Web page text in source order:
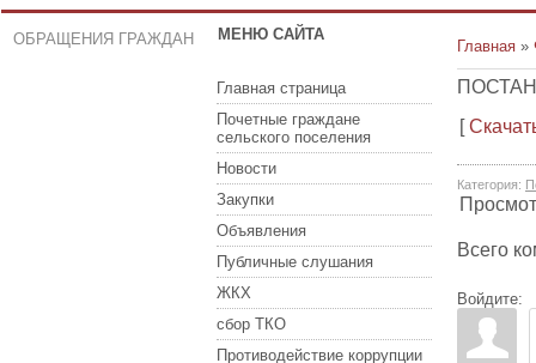
ОБРАЩЕНИЯ ГРАЖДАН МЕНЮ САЙТА
Главная страница
Почетные граждане
сельского поселения
Новости
Закупки
Объявления
Публичные слушания
ЖКХ
сбор ТКО
Противодействие коррупции
Главная »
[
Категория:
Всего
Войдите: